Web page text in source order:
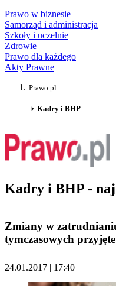
Prawo w biznesie
Samorząd i administracja
Szkoły i uczelnie
Zdrowie
Prawo dla każdego
Akty Prawne
Prawo.pl
Kadry i BHP
Kadry i BHP -
Zmiany w
tymczasowych
24.01.2017 | 17:40